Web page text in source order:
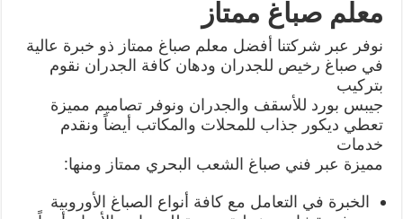
معلم صباغ ممتاز
نوفر عبر شركتنا أفضل معلم صباغ ممتاز ذو خبرة عالية
في صباغ رخيص للجدران ودهان كافة الجدران نقوم
بتركيب
جيبس بورد للأسقف والجدران ونوفر تصاميم مميزة
تعطي ديكور جذاب للمحلات والمكاتب أيضاً ونقدم
خدمات
مميزة عبر فني صباغ الشعب البحري ممتاز ومنها:
الخبرة في التعامل مع كافة أنواع الصباغ الأوروبية